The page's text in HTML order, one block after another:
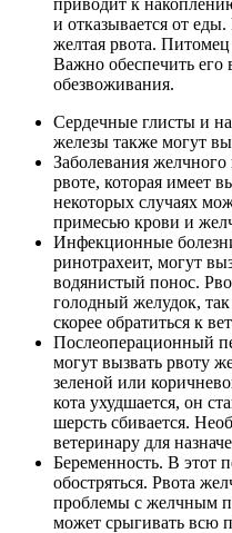
и отказывается от
желтая рвота.
Важно обеспечить его
обезвоживания.
Сердечные глисты и
железы также могут
Заболевания
рвоте, которая имеет
некоторых случаях
примесью крови и
Инфекционные
ринотрахеит, могут
водянистый понос.
голодный желудок,
скорее обратиться к
Послеоперационный
могут вызвать рвоту
зеленой или
кота ухудшается, он
шерсть сбивается.
ветеринару для
Беременность. В этот
обостряться. Рвота
проблемы с желчным
может срыгивать всю